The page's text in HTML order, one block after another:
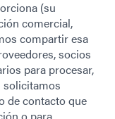
(su
comercial,
compartir esa
socios
para procesar,
solicitamos
de contacto que